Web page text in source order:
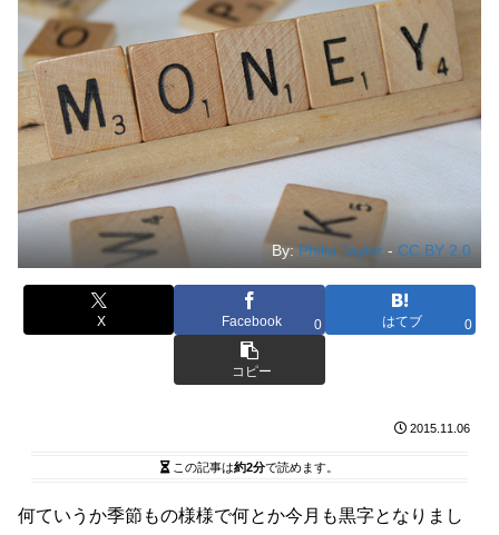
By: Philip Taylor -CC BY 2.0
X Facebook 0 はてブ 0
コピー
2015.11.06
この記事は約2分で読めます。
何ていうか季節もの様様で何とか今月も黒字となりまし